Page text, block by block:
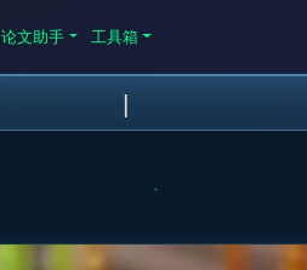
论文助手 工具箱
|